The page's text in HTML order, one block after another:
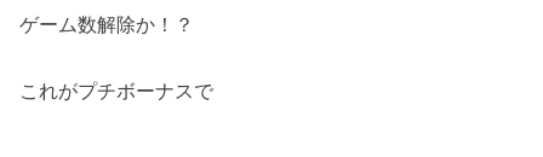
ゲーム数解除か！？
これがプチボーナスで